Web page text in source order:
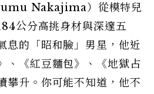
Nakajima）從模特兒
公分高挑身材與深邃五
息的「昭和臉」男星，他近
、《紅豆麵包》、《地獄占
攀升。你可能不知道，他不